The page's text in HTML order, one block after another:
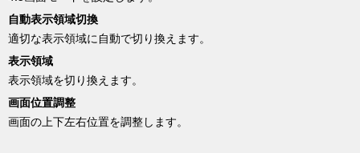
自動表示領域切換
適切な表示領域に自動で切り換えます。
表示領域
表示領域を切り換えます。
画面位置調整
画面の上下左右位置を調整します。